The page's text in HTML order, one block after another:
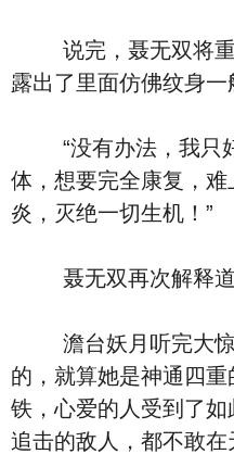
说完，聂无双将重
露出了里面仿佛纹身一
“没有办法，我只好
体，想要完全康复，
炎，灭绝一切生机！”
聂无双再次解释道
澹台妖月听完大惊
的，就算她是神通四
铁，心爱的人受到了
追击的敌人，都不敢